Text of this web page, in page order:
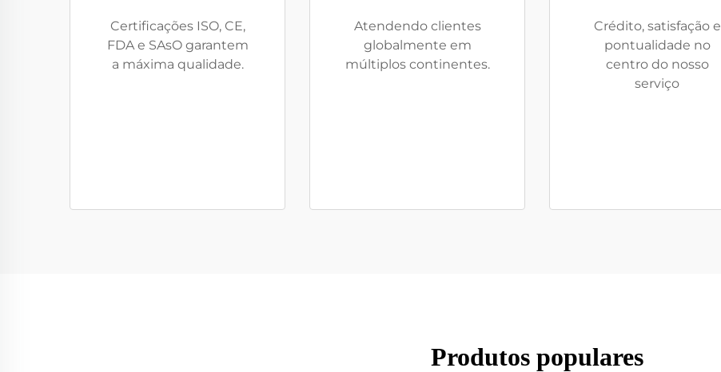
Certificações ISO, CE,
FDA e SAsO garantem
a máxima qualidade.
Atendendo clientes
globalmente em
múltiplos continentes.
Crédito, satisfação e
pontualidade no
centro do nosso
serviço
Produtos populares